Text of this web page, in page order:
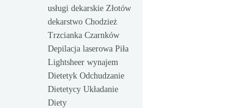
usługi dekarskie Złotów
dekarstwo Chodzież
Trzcianka Czarnków
Depilacja laserowa Piła
Lightsheer wynajem
Dietetyk Odchudzanie
Dietetycy Układanie
Diety